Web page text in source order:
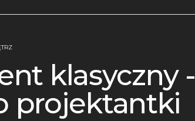
klasyczny -
projektantki